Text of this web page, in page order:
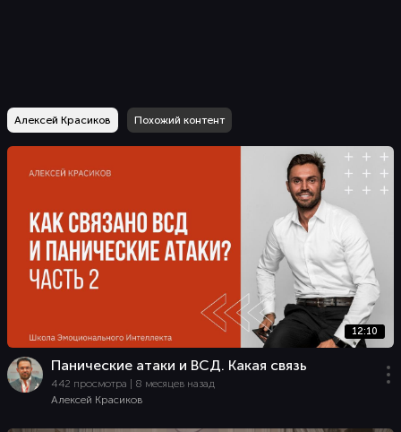
Алексей Красиков Похожий контент
12:10
Панические атаки и ВСД. Какая связь
442 просмотра | 8 месяцев назад
Алексей Красиков